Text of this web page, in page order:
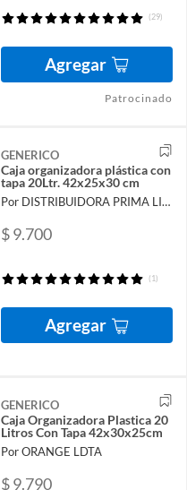
(29)
Agregar
Patrocinado
GENERICO
Caja organizadora plástica con
tapa 20Ltr. 42x25x30 cm
Por DISTRIBUIDORA PRIMA LIMITADA
$ 9.700
(1)
Agregar
GENERICO
Caja Organizadora Plastica 20
Litros Con Tapa 42x30x25cm
Por ORANGE LDTA
$ 9.790